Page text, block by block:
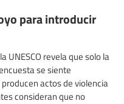
para introducir
UNESCO revela que solo la
se siente
actos de violencia
consideran que no